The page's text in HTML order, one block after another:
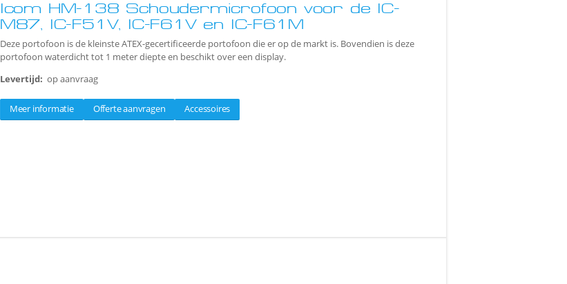
Icom HM-138 Schoudermicrofoon voor de IC-
M87, IC-F51V, IC-F61V en IC-F61M
Deze portofoon is de kleinste ATEX-gecertificeerde portofoon die er op de markt is. Bovendien is deze
portofoon waterdicht tot 1 meter diepte en beschikt over een display.
Levertijd: op aanvraag
Meer informatie Offerte aanvragen Accessoires